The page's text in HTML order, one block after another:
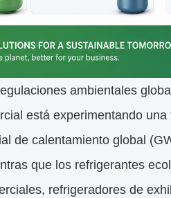
ambientales
está experimentando
de calentamiento global
que los refrigerantes
refrigeradores de